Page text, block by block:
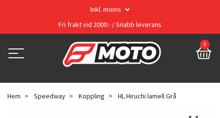
Inkl. moms
Fri frakt vid 2000:- / Snabb leverans
0
Hem Speedway Koppling HL Hiruchi lamell Grå